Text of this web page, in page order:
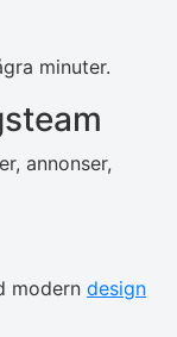
minuter.
annonser,
modern design